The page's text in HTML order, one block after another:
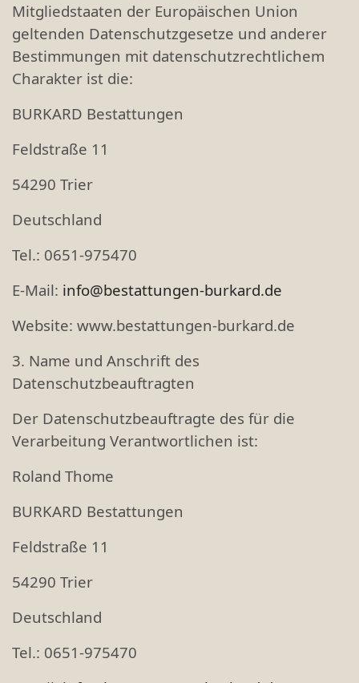
Mitgliedstaaten der Europäischen Union
geltenden Datenschutzgesetze und anderer
Bestimmungen mit datenschutzrechtlichem
Charakter ist die:
BURKARD Bestattungen
Feldstraße 11
54290 Trier
Deutschland
Tel.: 0651-975470
E-Mail: info@bestattungen-burkard.de
Website: www.bestattungen-burkard.de
3. Name und Anschrift des
Datenschutzbeauftragten
Der Datenschutzbeauftragte des für die
Verarbeitung Verantwortlichen ist:
Roland Thome
BURKARD Bestattungen
Feldstraße 11
54290 Trier
Deutschland
Tel.: 0651-975470